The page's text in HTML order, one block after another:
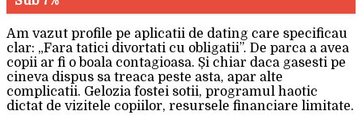
Am vazut profile pe aplicatii de dating care specificau
clar: „Fara tatici divortati cu obligatii”. De parca a avea
copii ar fi o boala contagioasa. Și chiar daca gasesti pe
cineva dispus sa treaca peste asta, apar alte
complicatii. Gelozia fostei sotii, programul haotic
dictat de vizitele copiilor, resursele financiare limitate.